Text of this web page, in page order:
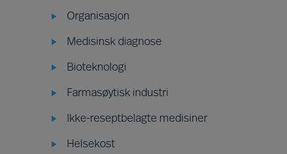
Organisasjon
Medisinsk diagnose
Bioteknologi
Farmasøytisk industri
Ikke-reseptbelagte medisiner
Helsekost